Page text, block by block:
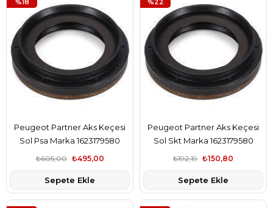
Peugeot Partner Aks Keçesi
Sol Psa Marka 1623179580
₺495,00
₺605,00
Sepete Ekle
%18
Peugeot Partner Aks Keçesi
Sol Skt Marka 1623179580
₺150,80
₺192,19
Sepete Ekle
%22